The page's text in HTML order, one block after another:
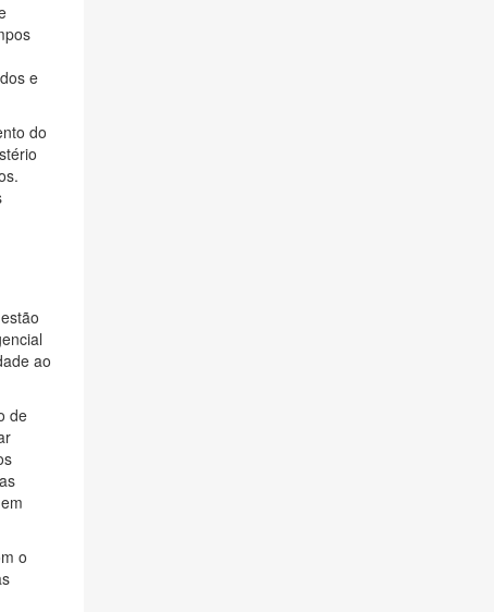
e
do
ao
de
o